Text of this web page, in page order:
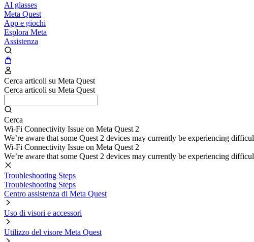
AI glasses
Meta Quest
App e giochi
Esplora Meta
Assistenza
Cerca articoli su Meta Quest
Cerca articoli su Meta Quest
Cerca
Wi-Fi Connectivity Issue on Meta Quest 2
We’re aware that some Quest 2 devices may currently be experiencing
Wi-Fi Connectivity Issue on Meta Quest 2
We’re aware that some Quest 2 devices may currently be experiencing
Troubleshooting Steps
Troubleshooting Steps
Centro assistenza di Meta Quest
Uso di visori e accessori
Utilizzo del visore Meta Quest